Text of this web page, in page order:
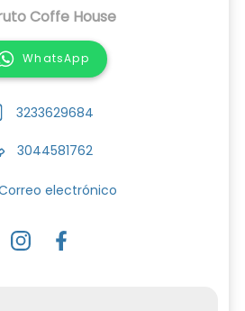
Coffe House
WhatsApp
3233629684
3044581762
electrónico